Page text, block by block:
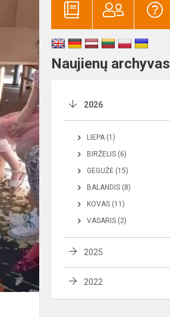
Naujienų archyvas
2026
LIEPA (1)
BIRŽELIS (6)
GEGUŽĖ (15)
BALANDIS (8)
KOVAS (11)
VASARIS (2)
2025
2022